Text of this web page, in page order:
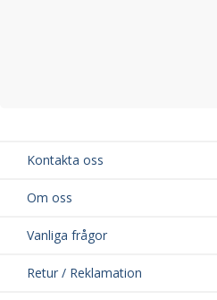
Kontakta oss
Om oss
Vanliga frågor
Retur / Reklamation